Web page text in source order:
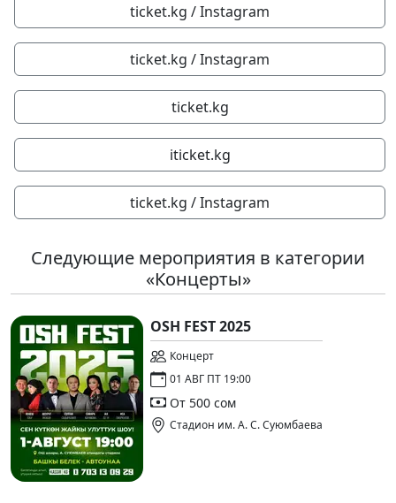
ticket.kg / Instagram
ticket.kg / Instagram
ticket.kg
iticket.kg
ticket.kg / Instagram
Следующие мероприятия в категории
«Концерты»
OSH FEST 2025
Концерт
01 АВГ ПТ 19:00
От 500 сом
Стадион им. А. С. Суюмбаева